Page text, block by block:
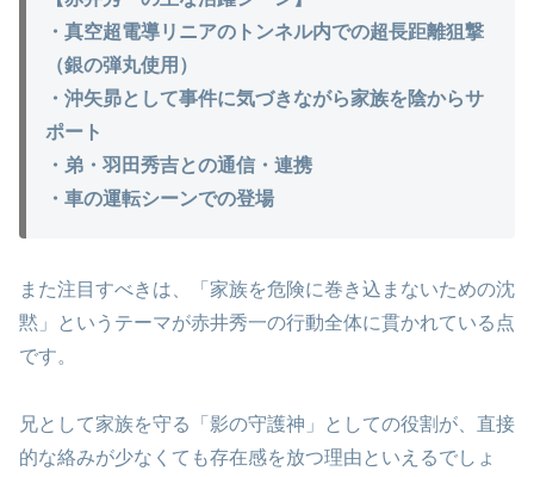
・真空超電導リニアのトンネル内での超長距離狙撃
（銀の弾丸使用）
・沖矢昴として事件に気づきながら家族を陰からサ
ポート
・弟・羽田秀吉との通信・連携
・車の運転シーンでの登場
また注目すべきは、「家族を危険に巻き込まないための沈
黙」というテーマが赤井秀一の行動全体に貫かれている点
です。
兄として家族を守る「影の守護神」としての役割が、直接
的な絡みが少なくても存在感を放つ理由といえるでしょ